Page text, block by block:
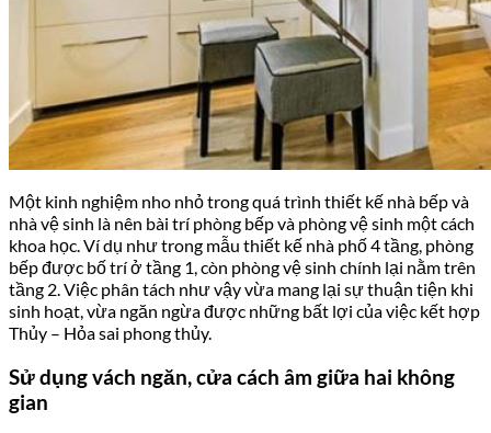
Một kinh nghiệm nho nhỏ trong quá trình thiết kế nhà bếp và
nhà vệ sinh là nên bài trí phòng bếp và phòng vệ sinh một cách
khoa học. Ví dụ như trong mẫu thiết kế nhà phố 4 tầng, phòng
bếp được bố trí ở tầng 1, còn phòng vệ sinh chính lại nằm trên
tầng 2. Việc phân tách như vậy vừa mang lại sự thuận tiện khi
sinh hoạt, vừa ngăn ngừa được những bất lợi của việc kết hợp
Thủy – Hỏa sai phong thủy.
Sử dụng vách ngăn, cửa cách âm giữa hai không
gian